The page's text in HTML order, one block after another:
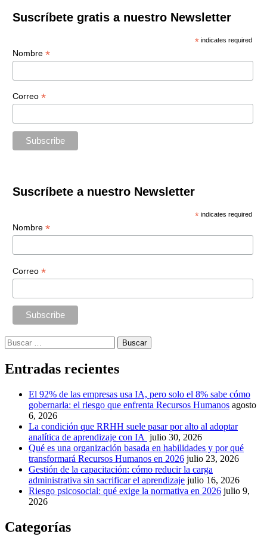
entradas
Suscríbete gratis a nuestro Newsletter
* indicates required
Nombre *
Correo *
Suscríbete a nuestro Newsletter
* indicates required
Nombre *
Correo *
Buscar:
Entradas recientes
El 92% de las empresas usa IA, pero solo el 8% sabe cómo
gobernarla: el riesgo que enfrenta Recursos Humanos agosto
6, 2026
La condición que RRHH suele pasar por alto al adoptar
analítica de aprendizaje con IA julio 30, 2026
Qué es una organización basada en habilidades y por qué
transformará Recursos Humanos en 2026 julio 23, 2026
Gestión de la capacitación: cómo reducir la carga
administrativa sin sacrificar el aprendizaje julio 16, 2026
Riesgo psicosocial: qué exige la normativa en 2026 julio 9,
2026
Categorías